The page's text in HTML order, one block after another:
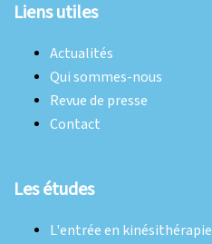
Liens utiles
Actualités
Qui sommes-nous
Revue de presse
Contact
Les études
L'entrée en kinésithérapie